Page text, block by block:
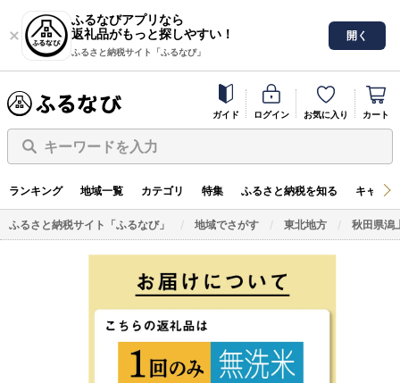
ふるなびアプリなら
返礼品がもっと探しやすい！
ふるさと納税サイト「ふるなび」
開く
ガイド ログイン お気に入り カート
キーワードを入力
ランキング 地域一覧 カテゴリ 特集 ふるさと納税を知る キャン
ふるさと納税サイト「ふるなび」 地域でさがす 東北地方 秋田県潟